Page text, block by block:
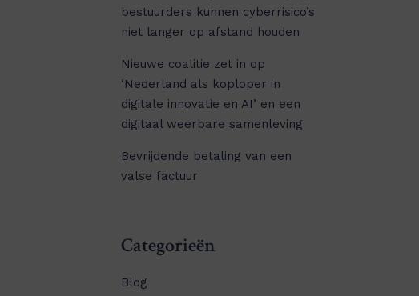
bestuurders kunnen cyberrisico’s
niet langer op afstand houden
Nieuwe coalitie zet in op
‘Nederland als koploper in
digitale innovatie en AI’ en een
digitaal weerbare samenleving
Bevrijdende betaling van een
valse factuur
Categorieën
Blog